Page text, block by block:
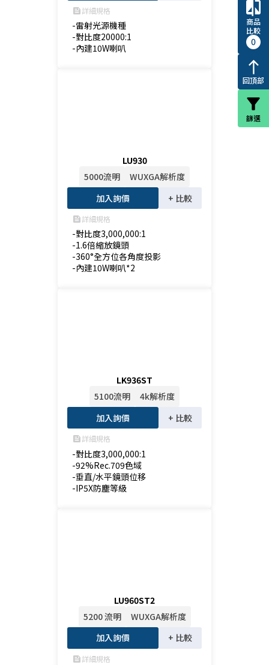
feed詳細規格
-雷射光源機種
-對比度20000:1
-內建10W喇叭
LU930
5000流明
WUXGA解析度
加入詢價
+ 比較
feed詳細規格
-對比度3,000,000:1
-1.6倍縮放鏡頭
-360°全方位各角度投影
-內建10W喇叭*2
LK936ST
5100流明
4k解析度
加入詢價
+ 比較
feed詳細規格
-對比度3,000,000:1
-92%Rec.709色域
-垂直/水平鏡頭位移
-IP5X防塵等級
LU960ST2
5200 流明
WUXGA解析度
加入詢價
+ 比較
feed詳細規格
compare
商品
比較
0
north
回頂部
filter_alt
篩選